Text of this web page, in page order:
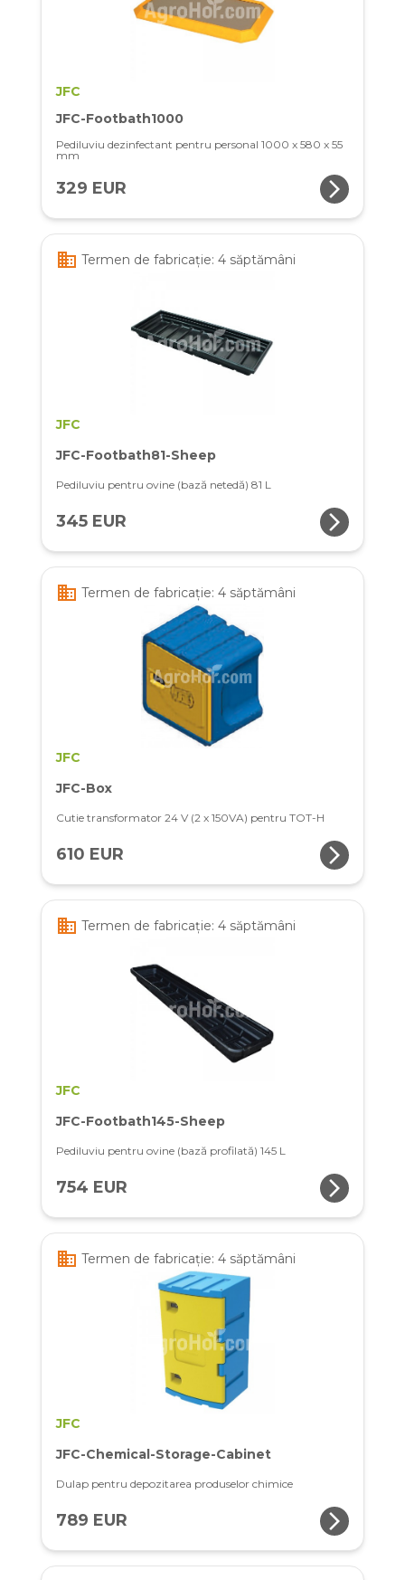
JFC
JFC-Footbath1000
Pediluviu dezinfectant pentru personal 1000 x 580 x 55
mm
329 EUR arrow_forward_ios
business Termen de fabricație: 4 săptămâni
JFC
JFC-Footbath81-Sheep
Pediluviu pentru ovine (bază netedă) 81 L
345 EUR arrow_forward_ios
business Termen de fabricație: 4 săptămâni
JFC
JFC-Box
Cutie transformator 24 V (2 x 150VA) pentru TOT-H
610 EUR arrow_forward_ios
business Termen de fabricație: 4 săptămâni
JFC
JFC-Footbath145-Sheep
Pediluviu pentru ovine (bază profilată) 145 L
754 EUR arrow_forward_ios
business Termen de fabricație: 4 săptămâni
JFC
JFC-Chemical-Storage-Cabinet
Dulap pentru depozitarea produselor chimice
789 EUR arrow_forward_ios